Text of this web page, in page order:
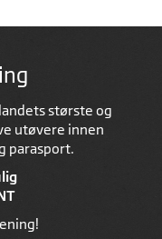
største og
utøvere innen
parasport.